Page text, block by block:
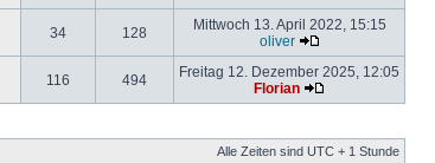
34 128
Mittwoch 13. April 2022, 15:15
oliver
116 494
Freitag 12. Dezember 2025, 12:05
Florian
Alle Zeiten sind UTC + 1 Stunde